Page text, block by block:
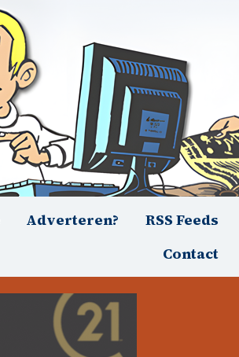
Adverteren?
RSS Feeds
Contact